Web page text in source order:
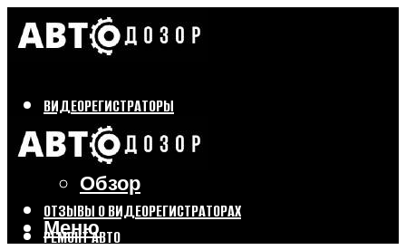
ВИДЕОРЕГИСТРАТОРЫ
Бренды
Выбор
Обзор
ОТЗЫВЫ О ВИДЕОРЕГИСТРАТОРАХ
РЕМОНТ АВТО
Меню